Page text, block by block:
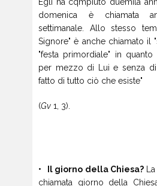
domenica è chiamata
settimanale. Allo stesso
Signore" è anche chiamato il
"festa primordiale" in
per mezzo di Lui e senza
fatto di tutto ciò che esiste"
(Gv 1, 3).
• Il giorno della Chiesa?La
chiamata giorno della